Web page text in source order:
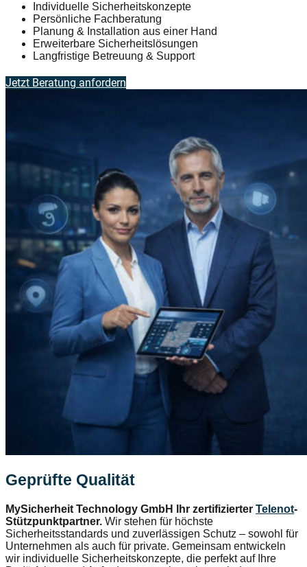
Individuelle Sicherheitskonzepte
Persönliche Fachberatung
Planung & Installation aus einer Hand
Erweiterbare Sicherheitslösungen
Langfristige Betreuung & Support
Jetzt Beratung anfordern
Geprüfte Qualität
MySicherheit Technology GmbH Ihr zertifizierter Telenot-
Stützpunktpartner. Wir stehen für höchste
Sicherheitsstandards und zuverlässigen Schutz – sowohl für
Unternehmen als auch für private. Gemeinsam entwickeln
wir individuelle Sicherheitskonzepte, die perfekt auf Ihre